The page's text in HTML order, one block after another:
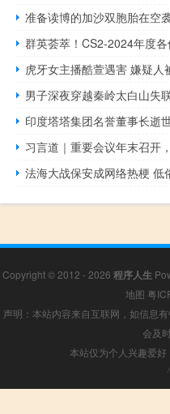
准备读博的加沙双胞胎在空
虎牙女主播酷萱遇害 嫌疑
男子深夜穿越秦岭太白山失
印度塔塔集团名誉董事长逝
习言道｜重要会议年末召开
法海大战保安成网络热梗 低
Copyright © 2012 - 2026 程序人生
地图 粤
声明：本站内容来自互联网，如信息
会及
本站仅为个人兴趣爱